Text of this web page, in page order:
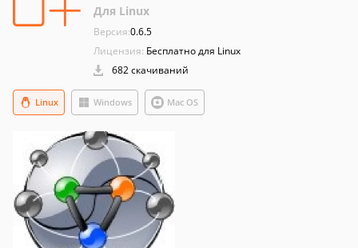
Для Linux
Версия:0.6.5
Лицензия: Бесплатно для Linux
682 скачиваний
Windows
Linux Mac OS